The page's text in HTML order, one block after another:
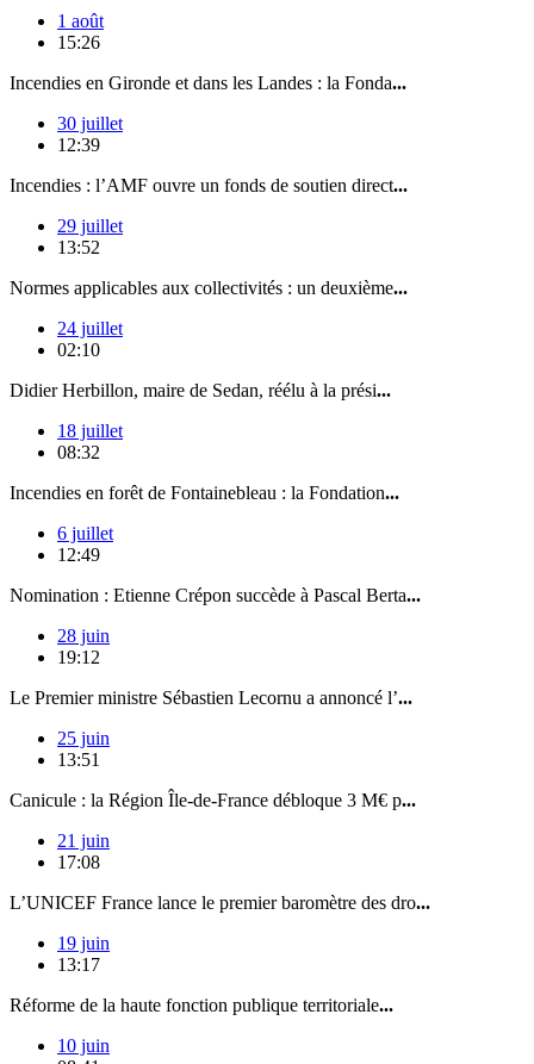
1 août
15:26
Incendies en Gironde et dans les Landes : la Fonda...
30 juillet
12:39
Incendies : l’AMF ouvre un fonds de soutien direct...
29 juillet
13:52
Normes applicables aux collectivités : un deuxième...
24 juillet
02:10
Didier Herbillon, maire de Sedan, réélu à la prési...
18 juillet
08:32
Incendies en forêt de Fontainebleau : la Fondation...
6 juillet
12:49
Nomination : Etienne Crépon succède à Pascal Berta...
28 juin
19:12
Le Premier ministre Sébastien Lecornu a annoncé l’...
25 juin
13:51
Canicule : la Région Île-de-France débloque 3 M€ p...
21 juin
17:08
L’UNICEF France lance le premier baromètre des dro...
19 juin
13:17
Réforme de la haute fonction publique territoriale...
10 juin